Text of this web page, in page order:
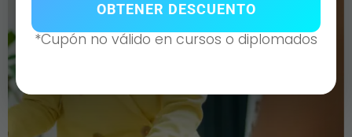
OBTENER DESCUENTO
*Cupón no válido en cursos o diplomados